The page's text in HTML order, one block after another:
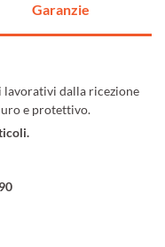
Garanzie
lavorativi dalla ricezione
e protettivo.